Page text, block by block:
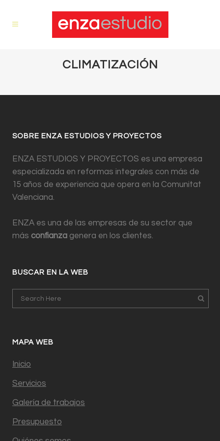
CLIMATIZACIÓN
SOBRE ENZA ESTUDIOS Y PROYECTOS
ENZA ESTUDIOS Y PROYECTOS es una empresa
especializada en reformas integrales con más de
15 años de experiencia que opera en la Comunitat
Valenciana.
ENZA es una de las empresas de su sector que
más confianza genera en los clientes.
BUSCAR EN LA WEB
MAPA WEB
Inicio
Servicios
Galería de trabajos
Presupuesto